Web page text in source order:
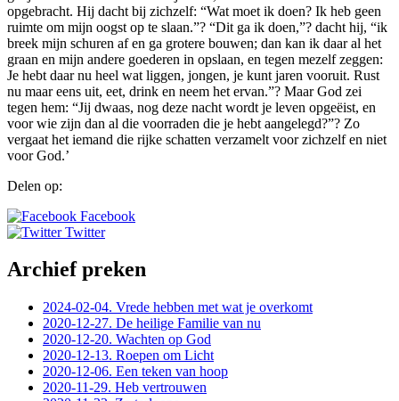
opgebracht. Hij dacht bij zichzelf: “Wat moet ik doen? Ik heb geen
ruimte om mijn oogst op te slaan.”? “Dit ga ik doen,”? dacht hij, “ik
breek mijn schuren af en ga grotere bouwen; dan kan ik daar al het
graan en mijn andere goederen in opslaan, en tegen mezelf zeggen:
Je hebt daar nu heel wat liggen, jongen, je kunt jaren vooruit. Rust
nu maar eens uit, eet, drink en neem het ervan.”? Maar God zei
tegen hem: “Jij dwaas, nog deze nacht wordt je leven opgeëist, en
voor wie zijn dan al die voorraden die je hebt aangelegd?”? Zo
vergaat het iemand die rijke schatten verzamelt voor zichzelf en niet
voor God.’
Delen op:
Facebook
Twitter
Archief preken
2024-02-04. Vrede hebben met wat je overkomt
2020-12-27. De heilige Familie van nu
2020-12-20. Wachten op God
2020-12-13. Roepen om Licht
2020-12-06. Een teken van hoop
2020-11-29. Heb vertrouwen